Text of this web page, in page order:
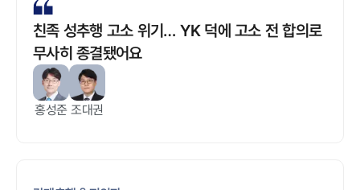
친족 성추행 고소 위기… YK 덕에 고소 전 합의로
무사히 종결됐어요
홍성준 조대권